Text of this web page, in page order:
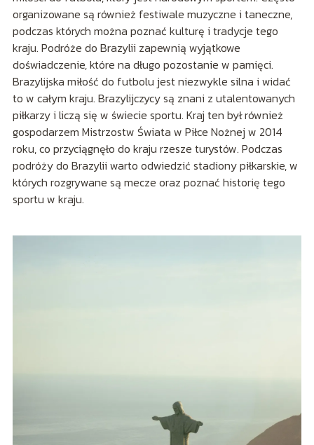
organizowane są również festiwale muzyczne i taneczne,
podczas których można poznać kulturę i tradycje tego
kraju. Podróże do Brazylii zapewnią wyjątkowe
doświadczenie, które na długo pozostanie w pamięci.
Brazylijska miłość do futbolu jest niezwykle silna i widać
to w całym kraju. Brazylijczycy są znani z utalentowanych
piłkarzy i liczą się w świecie sportu. Kraj ten był również
gospodarzem Mistrzostw Świata w Piłce Nożnej w 2014
roku, co przyciągnęło do kraju rzesze turystów. Podczas
podróży do Brazylii warto odwiedzić stadiony piłkarskie, w
których rozgrywane są mecze oraz poznać historię tego
sportu w kraju.